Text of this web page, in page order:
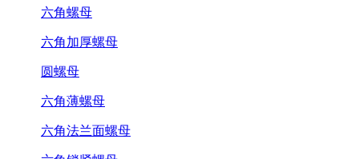
六角螺母
六角加厚螺母
圆螺母
六角薄螺母
六角法兰面螺母